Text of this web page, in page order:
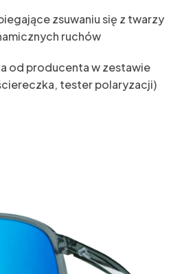
zsuwaniu się z twarzy
ruchów
od producenta w zestawie
tester polaryzacji)